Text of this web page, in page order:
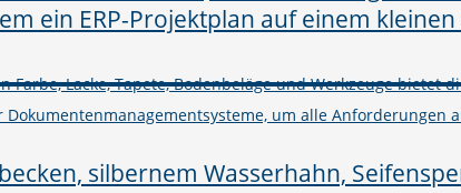
Lacke, Tapete, Bodenbeläge und Werkzeuge bietet
um alle Anforderungen